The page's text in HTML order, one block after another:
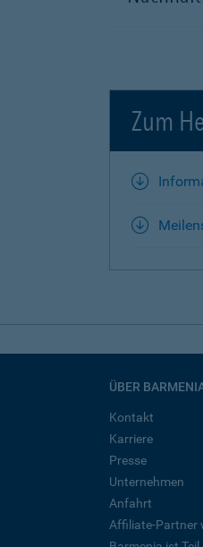
Zum
ÜBER
Kontakt
Karriere
Presse
Unternehmen
Anfahrt
Affiliate-Partner